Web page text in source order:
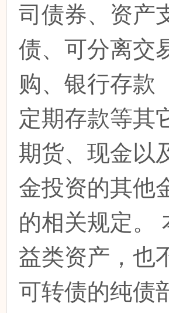
司债券、资产
债、可分离交
购、银行存款
定期存款等其
期货、现金以
金投资的其他
的相关规定。
益类资产，也
可转债的纯债